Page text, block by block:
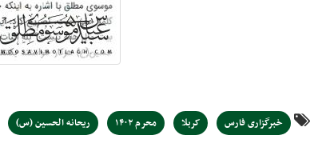
خبرگزاری فارس کربلا محرم ۱۴۰۲ ریحانه الحسین (س)